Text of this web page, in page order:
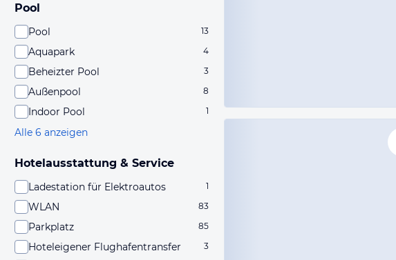
Pool
Pool 13
Aquapark 4
Beheizter Pool 3
Außenpool 8
Indoor Pool 1
Alle 6 anzeigen
Hotelausstattung & Service
Ladestation für Elektroautos 1
WLAN 83
Parkplatz 85
Hoteleigener Flughafentransfer 3